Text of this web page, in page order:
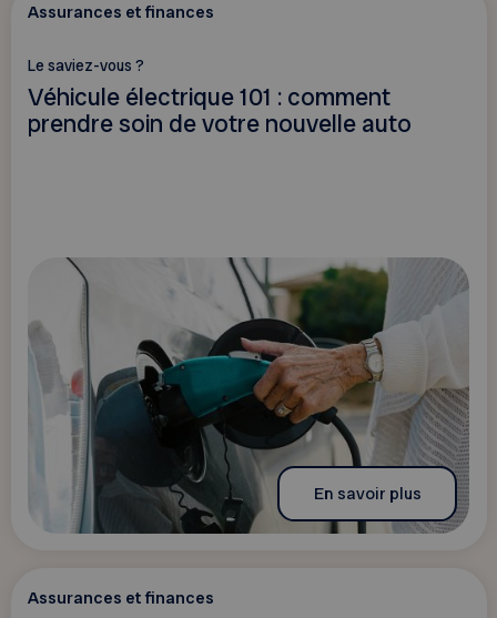
Assurances et finances
Le saviez-vous ?
Véhicule électrique 101 : comment
prendre soin de votre nouvelle auto
En savoir plus
Assurances et finances